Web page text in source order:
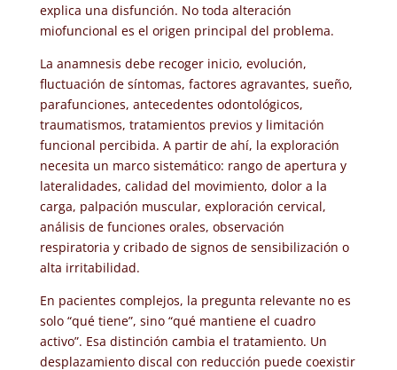
explica una disfunción. No toda alteración
miofuncional es el origen principal del problema.
La anamnesis debe recoger inicio, evolución,
fluctuación de síntomas, factores agravantes, sueño,
parafunciones, antecedentes odontológicos,
traumatismos, tratamientos previos y limitación
funcional percibida. A partir de ahí, la exploración
necesita un marco sistemático: rango de apertura y
lateralidades, calidad del movimiento, dolor a la
carga, palpación muscular, exploración cervical,
análisis de funciones orales, observación
respiratoria y cribado de signos de sensibilización o
alta irritabilidad.
En pacientes complejos, la pregunta relevante no es
solo “qué tiene”, sino “qué mantiene el cuadro
activo”. Esa distinción cambia el tratamiento. Un
desplazamiento discal con reducción puede coexistir